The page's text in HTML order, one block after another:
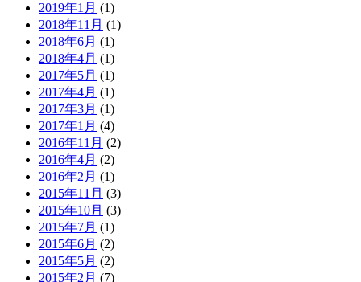
2019年1月 (1)
2018年11月 (1)
2018年6月 (1)
2018年4月 (1)
2017年5月 (1)
2017年4月 (1)
2017年3月 (1)
2017年1月 (4)
2016年11月 (2)
2016年4月 (2)
2016年2月 (1)
2015年11月 (3)
2015年10月 (3)
2015年7月 (1)
2015年6月 (2)
2015年5月 (2)
2015年2月 (7)